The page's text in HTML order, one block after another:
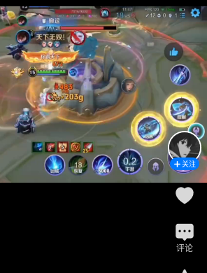
关注
评论